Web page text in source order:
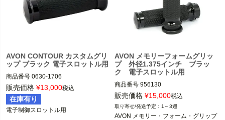
AVON CONTOUR カスタムグリ
ップ ブラック 電子スロットル用
商品番号 0630-1706
M型番：CC-86-ANO-FLY
2BC:179253
2HD: 40-4351BK
電子制御スロットル用
販売価格 ¥13,000税込
在庫有り
電子制御スロットル用
AVON メモリーフォームグリッ
プ 外径1.375インチ ブラッ
ク 電子スロットル用
商品番号 956130
3OT：0630-1890
1インチハンドル装着車
販売価格 ¥15,000税込
1～3週
AVON メモリー・フォーム・グリップ